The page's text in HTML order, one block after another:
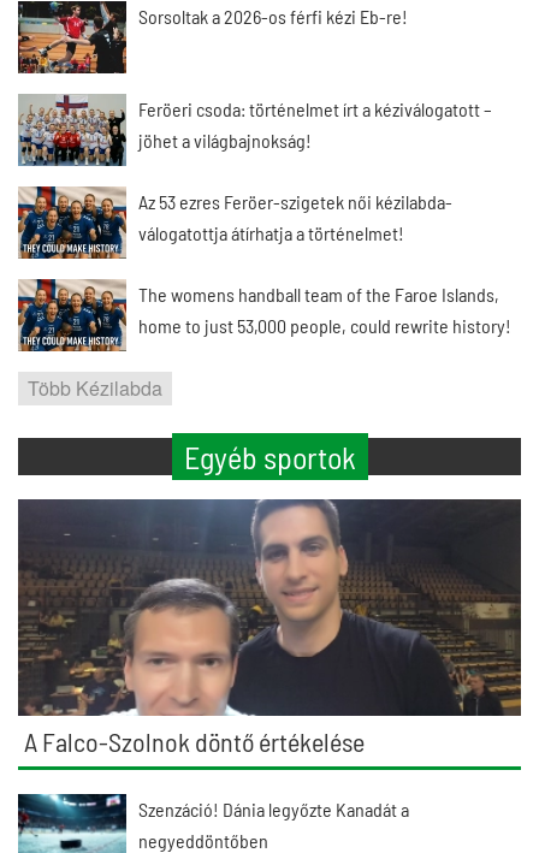
Sorsoltak a 2026-os férfi kézi Eb-re!
Feröeri csoda: történelmet írt a kéziválogatott –
jöhet a világbajnokság!
Az 53 ezres Feröer-szigetek női kézilabda-
válogatottja átírhatja a történelmet!
The womens handball team of the Faroe Islands,
home to just 53,000 people, could rewrite history!
Több Kézilabda
Egyéb sportok
A Falco-Szolnok döntő értékelése
Szenzáció! Dánia legyőzte Kanadát a
negyeddöntőben